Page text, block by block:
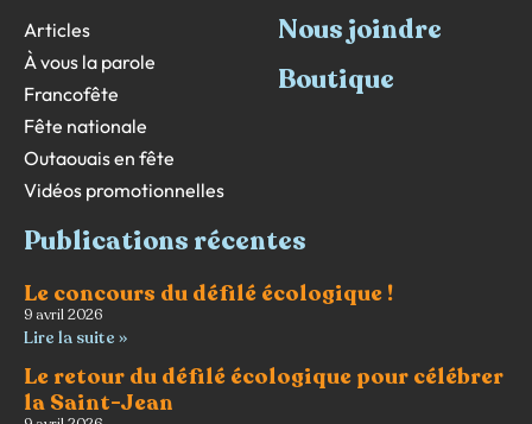
Articles
À vous la parole
Francofête
Fête nationale
Outaouais en fête
Vidéos promotionnelles
Nous joindre
Boutique
Publications récentes
Le concours du défilé écologique !
9 avril 2026
Lire la suite »
Le retour du défilé écologique pour célébrer
la Saint-Jean